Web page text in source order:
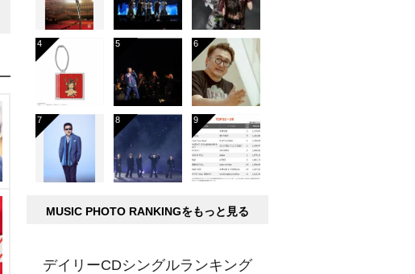
MUSIC PHOTO RANKINGをもっと見る
デイリーCDシングルランキング